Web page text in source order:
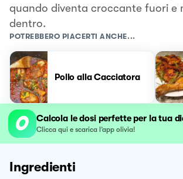
quando diventa croccante fuori e
dentro.
POTREBBERO PIACERTI ANCHE...
Pollo alla Cacciatora
Calcola le dosi perfette per la tua
Clicca qui e scarica l’app olivia!
Ingredienti